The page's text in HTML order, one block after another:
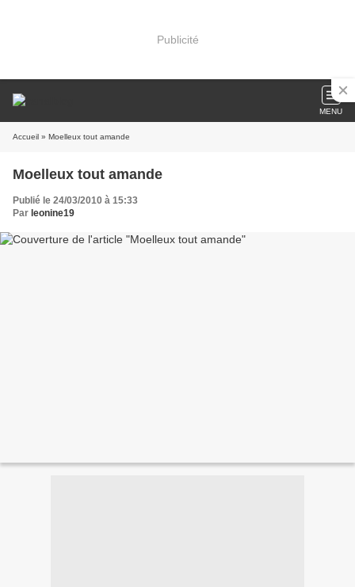
Publicité
MENU
Accueil » Moelleux tout amande
Moelleux tout amande
Publié le 24/03/2010 à 15:33
Par leonine19